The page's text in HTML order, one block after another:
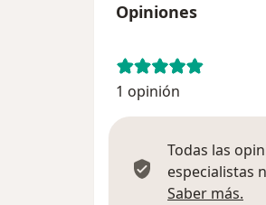
Opiniones
1 opinión
Todas las
especialistas
Saber más.